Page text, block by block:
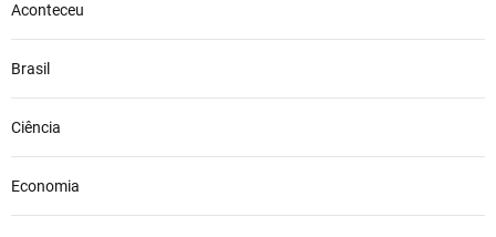
Aconteceu
Brasil
Ciência
Economia